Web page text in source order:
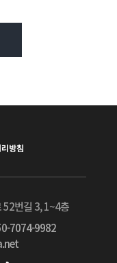
방침
52번길 3, 1~4층
7074-9982